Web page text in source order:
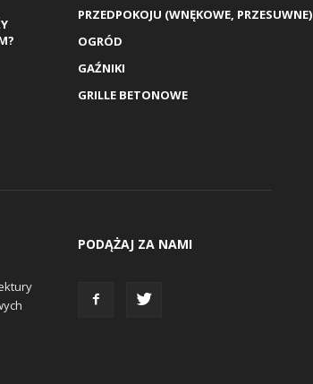
PRZEDPOKOJU (WNĘKOWE, PRZESUWNE)
OGRÓD
GAŹNIKI
GRILLE BETONOWE
PODĄŻAJ ZA NAMI